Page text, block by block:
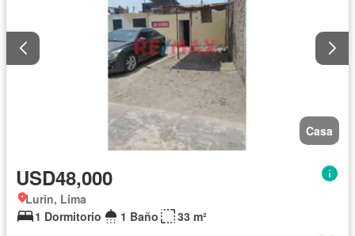
Casa
USD48,000
Lurin, Lima
1 Dormitorio
1 Baño 33 m²